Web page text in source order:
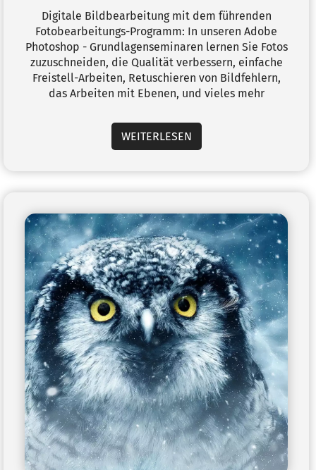
Digitale Bildbearbeitung mit dem führenden
Fotobearbeitungs-Programm: In unseren Adobe
Photoshop - Grundlagenseminaren lernen Sie Fotos
zuzuschneiden, die Qualität verbessern, einfache
Freistell-Arbeiten, Retuschieren von Bildfehlern,
das Arbeiten mit Ebenen, und vieles mehr
WEITERLESEN